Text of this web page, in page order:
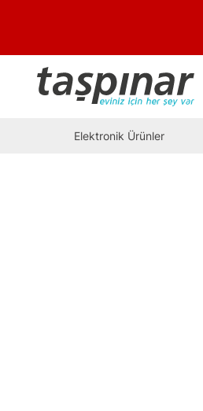
Elektronik Ürünler